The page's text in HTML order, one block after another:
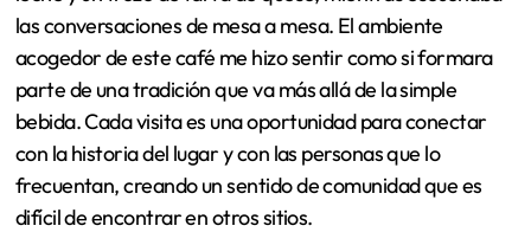
Experiencias personales en
Café Gijón
Experiencias personales en Café Gijón
Uno de mis recuerdos más entrañables en Café Gijón es
haber disfrutado de una tarde lloviosa con un café con